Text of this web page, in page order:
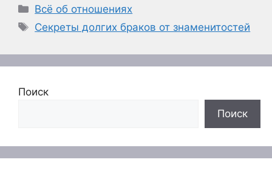
Рубрики
Всё об отношениях
Метки
Секреты долгих браков от знаменитостей
Поиск
Поиск